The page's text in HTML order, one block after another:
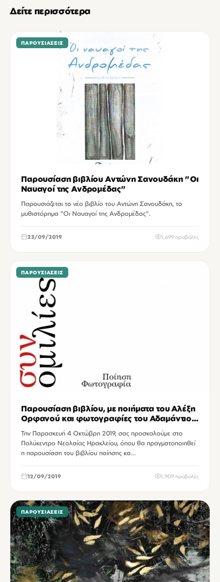
Δείτε περισσότερα
ΠΑΡΟΥΣΙΆΣΕΙΣ
Παρουσίαση βιβλίου Αντώνη Σανουδάκη "Οι
Ναυαγοί της Ανδρομέδας"
Παρουσιάζεται το νέο βιβλίο του Αντώνη Σανουδάκη, το
μυθιστόρημα "Οι Ναυαγοί της Ανδρομέδας".
23/09/2019 1,699 προβολές
ΠΑΡΟΥΣΙΆΣΕΙΣ
Παρουσίαση βιβλίου, με ποιήματα του Αλέξη
Ορφανού και φωτογραφίες του Αδαμάντιου
Σφυρικάκη, στο Πολύκεντρο Νεολαίας
Ηρακλείου.
Την Παρασκευή 4 Οκτώβρη 2019, σας προσκαλούμε στο
Πολύκεντρο Νεολαίας Ηρακλείου, όπου θα πραγματοποιηθεί
η παρουσίαση του βιβλίου ποίησης κα…
12/09/2019 1,909 προβολές
ΠΑΡΟΥΣΙΆΣΕΙΣ